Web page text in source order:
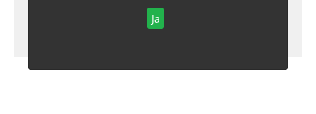
Ja